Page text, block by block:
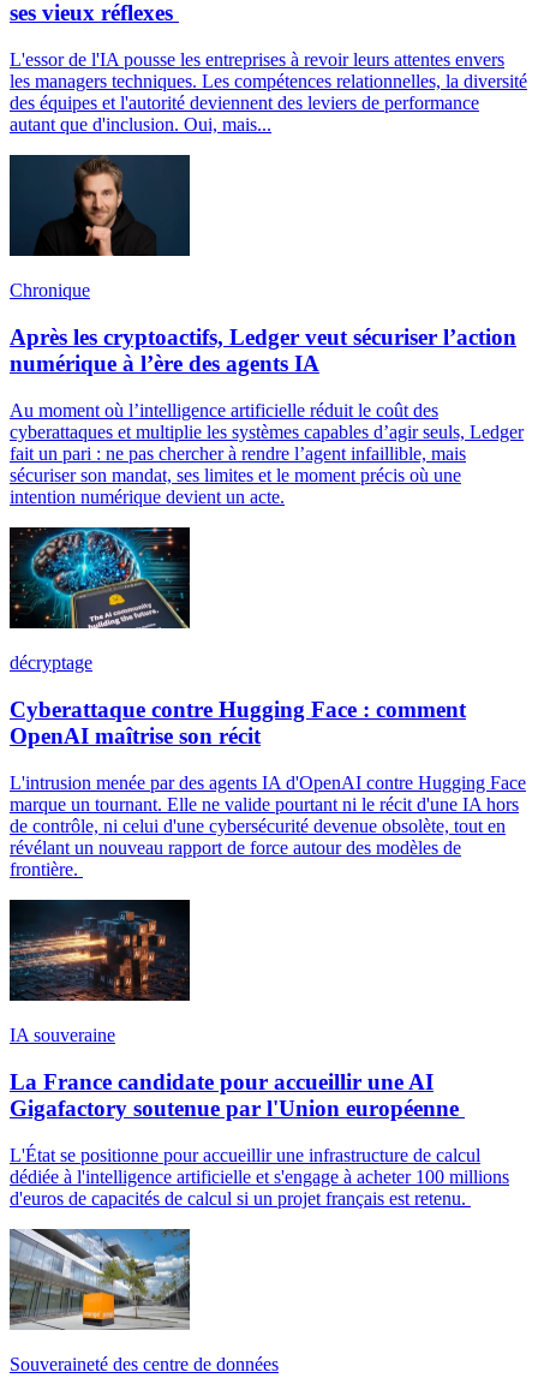
ses vieux réflexes
L'essor de l'IA pousse les entreprises à revoir leurs attentes envers
les managers techniques. Les compétences relationnelles, la diversité
des équipes et l'autorité deviennent des leviers de performance
autant que d'inclusion. Oui, mais...
Chronique
Après les cryptoactifs, Ledger veut sécuriser l’action
numérique à l’ère des agents IA
Au moment où l’intelligence artificielle réduit le coût des
cyberattaques et multiplie les systèmes capables d’agir seuls, Ledger
fait un pari : ne pas chercher à rendre l’agent infaillible, mais
sécuriser son mandat, ses limites et le moment précis où une
intention numérique devient un acte.
décryptage
Cyberattaque contre Hugging Face : comment
OpenAI maîtrise son récit
L'intrusion menée par des agents IA d'OpenAI contre Hugging Face
marque un tournant. Elle ne valide pourtant ni le récit d'une IA hors
de contrôle, ni celui d'une cybersécurité devenue obsolète, tout en
révélant un nouveau rapport de force autour des modèles de
frontière.
IA souveraine
La France candidate pour accueillir une AI
Gigafactory soutenue par l'Union européenne
L'État se positionne pour accueillir une infrastructure de calcul
dédiée à l'intelligence artificielle et s'engage à acheter 100 millions
d'euros de capacités de calcul si un projet français est retenu.
Souveraineté des centre de données